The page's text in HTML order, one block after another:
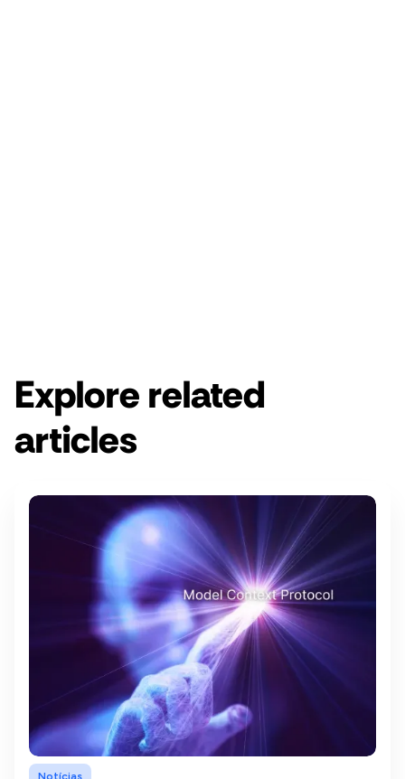
Explore related
articles
Notícias